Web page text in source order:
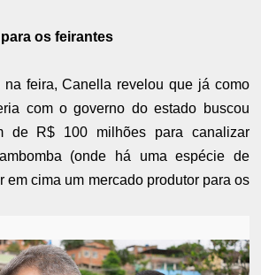
os feirantes
na feira, Canella revelou que já como
com o governo do estado buscou
de R$ 100 milhões para canalizar
(onde há uma espécie de
em cima um mercado produtor para os